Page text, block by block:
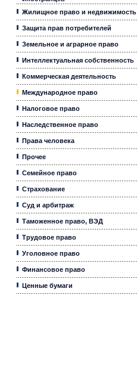
Жилищное право и недвижимость
Защита прав потребителей
Земельное и аграрное право
Интеллектуальная собственность
Коммерческая деятельность
Международное право
Налоговое право
Наследственное право
Права человека
Прочее
Семейное право
Страхование
Суд и арбитраж
Таможенное право, ВЭД
Трудовое право
Уголовное право
Финансовое право
Ценные бумаги